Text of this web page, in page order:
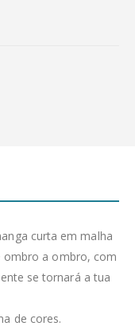
curta em malha
ombro a ombro, com
se tornará a tua
de cores.